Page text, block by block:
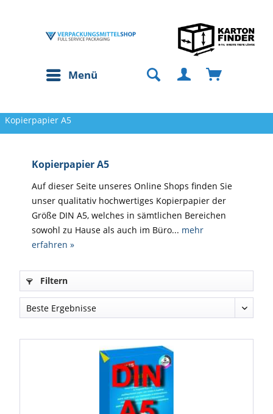
Menü
Kopierpapier A5
Kopierpapier A5
Auf dieser Seite unseres Online Shops finden Sie
unser qualitativ hochwertiges Kopierpapier der
Größe DIN A5, welches in sämtlichen Bereichen
sowohl zu Hause als auch im Büro... mehr
erfahren »
Filtern